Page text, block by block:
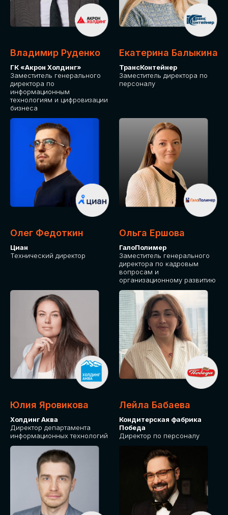
Владимир Руденко
ГК «Акрон Холдинг»
Заместитель генерального
директора по
информационным
технологиям и цифровизации
бизнеса
Екатерина Балыкина
ТрансКонтейнер
Заместитель директора по
персоналу
Олег Федоткин
Циан
Технический директор
Ольга Ершова
ГалоПолимер
Заместитель генерального
директора по кадровым
вопросам и
организационному развитию
Юлия Яровикова
Холдинг Аква
Директор департамента
информационных технологий
Лейла Бабаева
Кондитерская фабрика
Победа
Директор по персоналу